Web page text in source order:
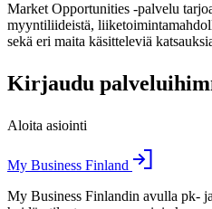
Market Opportunities -palvelu
myyntiliideistä,
sekä eri maita käsitteleviä
Kirjaudu
Aloita asiointi
My Business Finland
My Business Finlandin avulla pk-